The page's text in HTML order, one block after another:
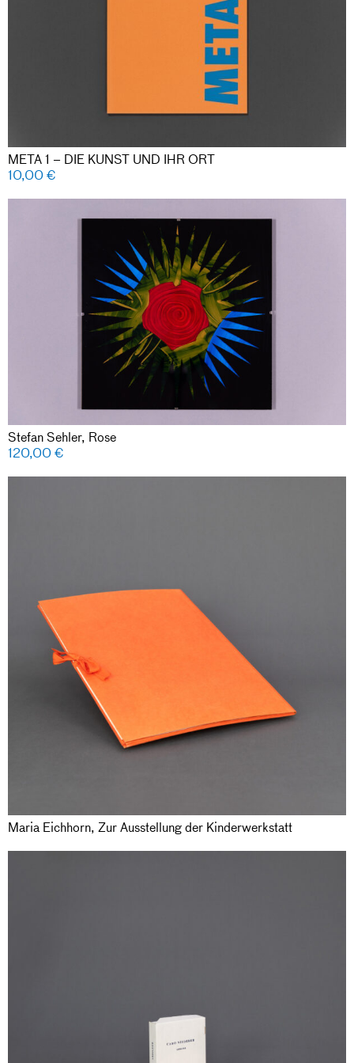
META 1 – DIE KUNST UND IHR ORT
10,00€
Stefan Sehler, Rose
120,00€
Maria Eichhorn, Zur Ausstellung der Kinderwerkstatt